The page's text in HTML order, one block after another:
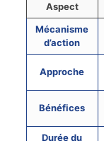
Aspect
Mécanisme
d’action
Approche
Bénéfices
Durée du